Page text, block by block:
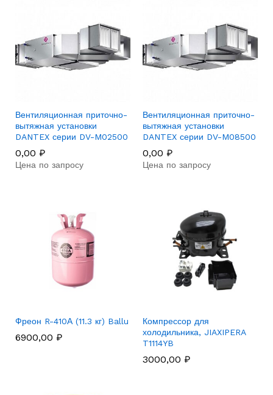
Вентиляционная приточно-
вытяжная установки
DANTEX серии DV-M02500
0,00 ₽
Цена по запросу
Вентиляционная приточно-
вытяжная установки
DANTEX серии DV-M08500
0,00 ₽
Цена по запросу
Фреон R-410А (11.3 кг) Ballu
6900,00 ₽
Компрессор для
холодильника, JIAXIPERA
T1114YB
3000,00 ₽